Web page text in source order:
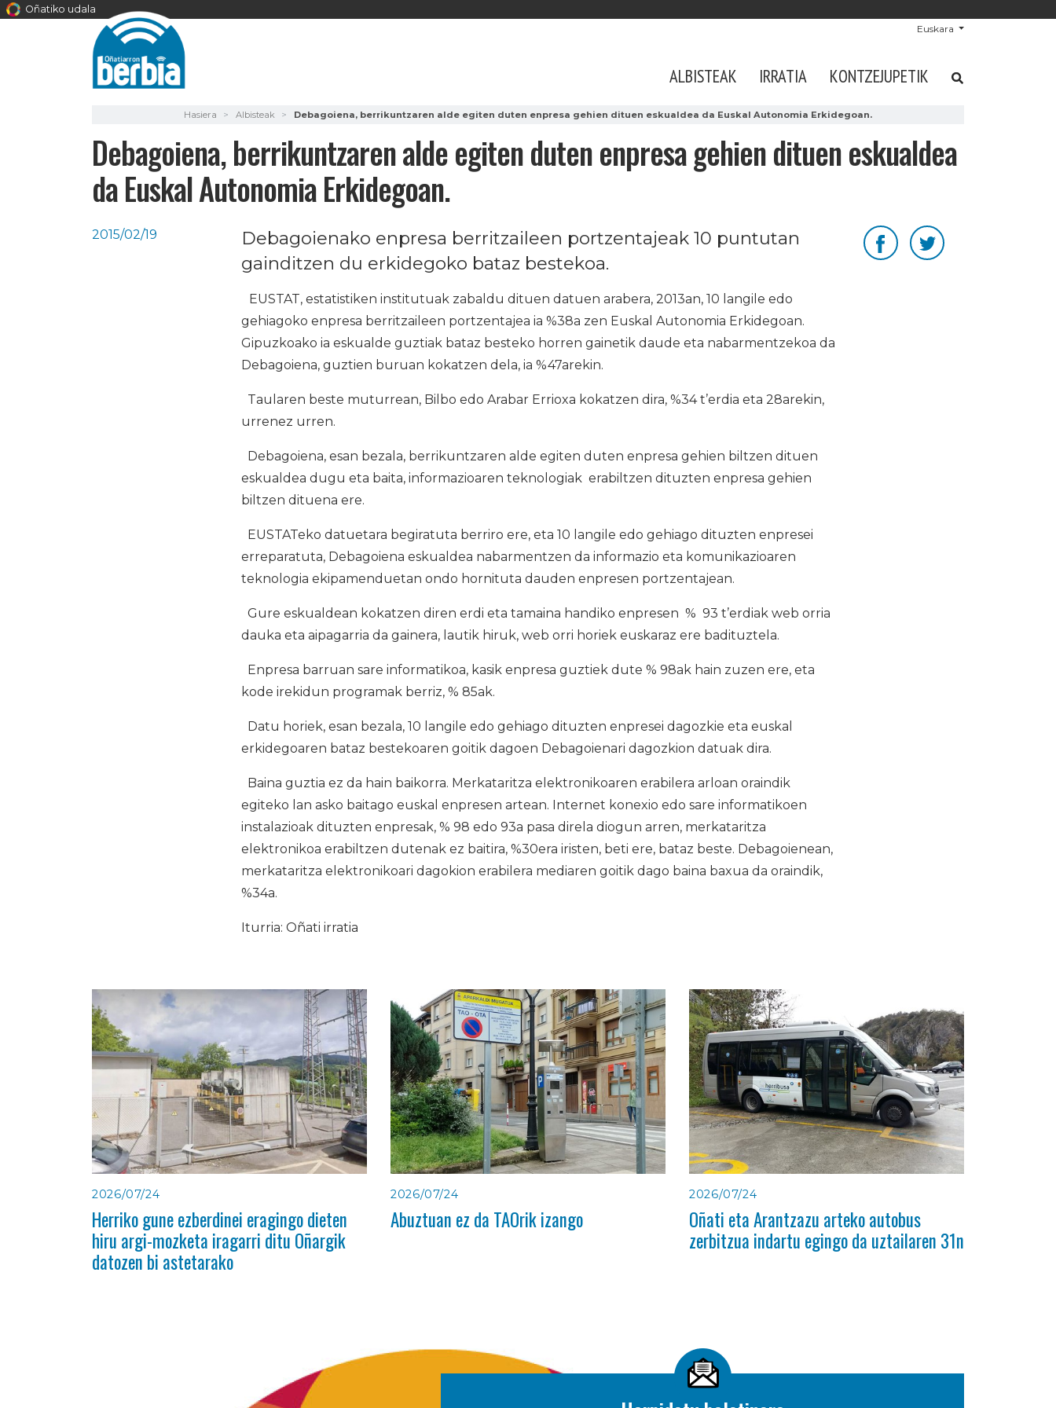
Oñatiko udala
Euskara
ALBISTEAK IRRATIA KONTZEJUPETIK
Hasiera Albisteak Debagoiena, berrikuntzaren alde egiten duten enpresa gehien dituen eskualdea da Euskal Autonomia Erkidegoan.
Debagoiena, berrikuntzaren alde egiten duten enpresa gehien dituen eskualdea
da Euskal Autonomia Erkidegoan.
2015/02/19
Debagoienako enpresa berritzaileen portzentajeak 10 puntutan
gainditzen du erkidegoko bataz bestekoa.
EUSTAT, estatistiken institutuak zabaldu dituen datuen arabera, 2013an, 10 langile edo
gehiagoko enpresa berritzaileen portzentajea ia %38a zen Euskal Autonomia Erkidegoan.
Gipuzkoako ia eskualde guztiak bataz besteko horren gainetik daude eta nabarmentzekoa da
Debagoiena, guztien buruan kokatzen dela, ia %47arekin.
Taularen beste muturrean, Bilbo edo Arabar Errioxa kokatzen dira, %34 t’erdia eta 28arekin,
urrenez urren.
Debagoiena, esan bezala, berrikuntzaren alde egiten duten enpresa gehien biltzen dituen
eskualdea dugu eta baita, informazioaren teknologiak erabiltzen dituzten enpresa gehien
biltzen dituena ere.
EUSTATeko datuetara begiratuta berriro ere, eta 10 langile edo gehiago dituzten enpresei
erreparatuta, Debagoiena eskualdea nabarmentzen da informazio eta komunikazioaren
teknologia ekipamenduetan ondo hornituta dauden enpresen portzentajean.
Gure eskualdean kokatzen diren erdi eta tamaina handiko enpresen % 93 t’erdiak web orria
dauka eta aipagarria da gainera, lautik hiruk, web orri horiek euskaraz ere badituztela.
Enpresa barruan sare informatikoa, kasik enpresa guztiek dute % 98ak hain zuzen ere, eta
kode irekidun programak berriz, % 85ak.
Datu horiek, esan bezala, 10 langile edo gehiago dituzten enpresei dagozkie eta euskal
erkidegoaren bataz bestekoaren goitik dagoen Debagoienari dagozkion datuak dira.
Baina guztia ez da hain baikorra. Merkataritza elektronikoaren erabilera arloan oraindik
egiteko lan asko baitago euskal enpresen artean. Internet konexio edo sare informatikoen
instalazioak dituzten enpresak, % 98 edo 93a pasa direla diogun arren, merkataritza
elektronikoa erabiltzen dutenak ez baitira, %30era iristen, beti ere, bataz beste. Debagoienean,
merkataritza elektronikoari dagokion erabilera mediaren goitik dago baina baxua da oraindik,
%34a.
Iturria: Oñati irratia
2026/07/24
Herriko gune ezberdinei eragingo dieten
hiru argi-mozketa iragarri ditu Oñargik
datozen bi astetarako
2026/07/24
Abuztuan ez da TAOrik izango
2026/07/24
Oñati eta Arantzazu arteko autobus
zerbitzua indartu egingo da uztailaren 31n